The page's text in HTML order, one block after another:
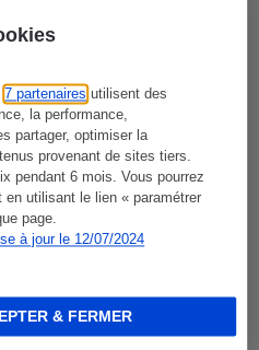
7 partenaires utilisent des
la performance,
partager, optimiser la
provenant de sites tiers.
pendant 6 mois. Vous pourrez
en utilisant le lien « paramétrer
page.
à jour le 12/07/2024
& FERMER
déchet CoffeeB (vidéo)